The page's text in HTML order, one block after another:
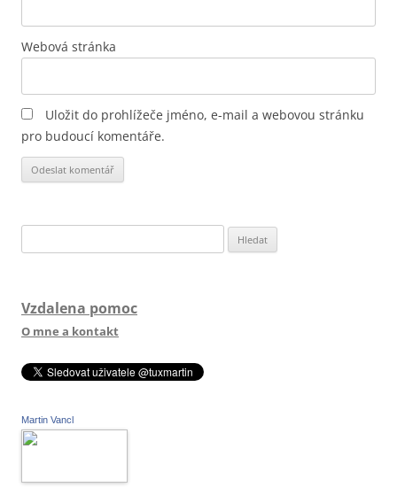
Webová stránka
Uložit do prohlížeče jméno, e-mail a webovou stránku
pro budoucí komentáře.
Vzdalena pomoc
O mne a kontakt
Martin Vancl